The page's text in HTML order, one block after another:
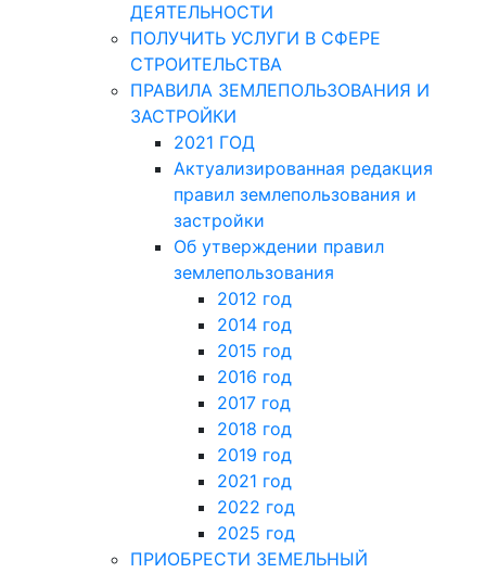
ДЕЯТЕЛЬНОСТИ
ПОЛУЧИТЬ УСЛУГИ В СФЕРЕ
СТРОИТЕЛЬСТВА
ПРАВИЛА ЗЕМЛЕПОЛЬЗОВАНИЯ И
ЗАСТРОЙКИ
2021 ГОД
Актуализированная редакция
правил землепользования и
застройки
Об утверждении правил
землепользования
2012 год
2014 год
2015 год
2016 год
2017 год
2018 год
2019 год
2021 год
2022 год
2025 год
ПРИОБРЕСТИ ЗЕМЕЛЬНЫЙ